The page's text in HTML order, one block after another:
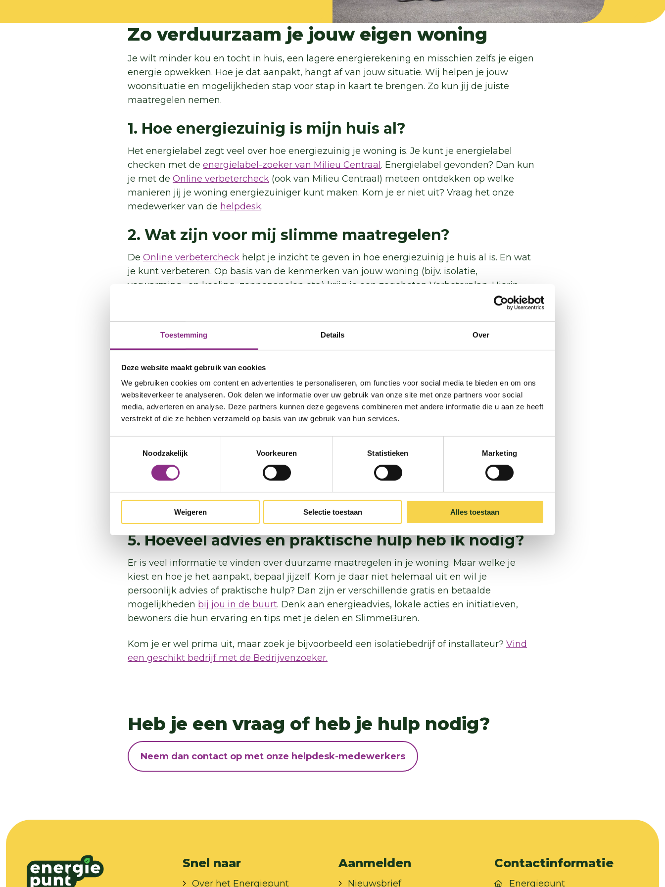
Toestemming Details Over
Deze website maakt gebruik van cookies
We gebruiken cookies om content en advertenties te personaliseren, om functies voor social media te bieden en om ons
websiteverkeer te analyseren. Ook delen we informatie over uw gebruik van onze site met onze partners voor social
media, adverteren en analyse. Deze partners kunnen deze gegevens combineren met andere informatie die u aan ze heeft
verstrekt of die ze hebben verzameld op basis van uw gebruik van hun services.
Noodzakelijk
Voorkeuren Statistieken Marketing
Weigeren Selectie toestaan Alles toestaan
Zo verduurzaam je jouw eigen woning
Je wilt minder kou en tocht in huis, een lagere energierekening en misschien zelfs je eigen
energie opwekken. Hoe je dat aanpakt, hangt af van jouw situatie. Wij helpen je jouw
woonsituatie en mogelijkheden stap voor stap in kaart te brengen. Zo kun jij de juiste
maatregelen nemen.
1. Hoe energiezuinig is mijn huis al?
Het energielabel zegt veel over hoe energiezuinig je woning is. Je kunt je energielabel
checken met de energielabel-zoeker van Milieu Centraal. Energielabel gevonden? Dan kun
je met de Online verbetercheck (ook van Milieu Centraal) meteen ontdekken op welke
manieren jij je woning energiezuiniger kunt maken. Kom je er niet uit? Vraag het onze
medewerker van de helpdesk.
2. Wat zijn voor mij slimme maatregelen?
De Online verbetercheck helpt je inzicht te geven in hoe energiezuinig je huis al is. En wat
je kunt verbeteren. Op basis van de kenmerken van jouw woning (bijv. isolatie,
verwarming- en koeling, zonnepanelen etc.) krijg je een zogeheten Verbeterplan. Hierin
die je kunt nemen, wat ze kosten en
3. Hoe betaal ik de duurzame maatregelen?
Om je woning energiezuiniger en duurzamer te maken kan je spaargeld gebruiken, maar
je kunt vaak ook gebruikmaken van duurzaamheidssubsidies en -leningen. Ontdek welke
subsidies en leningen er zijn waar jij voor in aanmerking komt. En check ook of je mee kunt
doen met lokale actieszoals gezamenlijke inkoop van isolatiematerialen bij jou in de buurt.
4. Hoeveel tijd gaat het me kosten?
Kleine maatregelen kosten relatief weinig tijd en gedoe in huis. Grote maatregelenkosten
meer tijd en geld maar besparen ook meer energie. Het kan slim zijn om een
energiezuinige maatregel te nemen op een ‘natuurlijk moment’. Denk hierbij aan de
aankoop van je huis of een verbouwing. Maar ook als er een subsidie beschikbaar is.
5. Hoeveel advies en praktische hulp heb ik nodig?
Er is veel informatie te vinden over duurzame maatregelen in je woning. Maar welke je
kiest en hoe je het aanpakt, bepaal jijzelf. Kom je daar niet helemaal uit en wil je
persoonlijk advies of praktische hulp? Dan zijn er verschillende gratis en betaalde
mogelijkheden bij jou in de buurt. Denk aan energieadvies, lokale acties en initiatieven,
bewoners die hun ervaring en tips met je delen en SlimmeBuren.
Kom je er wel prima uit, maar zoek je bijvoorbeeld een isolatiebedrijf of installateur? Vind
een geschikt bedrijf met de Bedrijvenzoeker.
Heb je een vraag of heb je hulp nodig?
Neem dan contact op met onze helpdesk-medewerkers
Snel naar
Over het Energiepunt
Aanmelden
Nieuwsbrief
Contactinformatie
Energiepunt